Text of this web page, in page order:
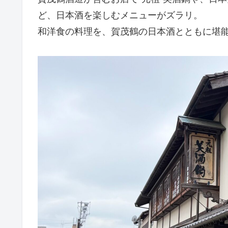
ど、日本酒を楽しむメニューがズラリ。
和洋食の料理を、賀茂鶴の日本酒とともに堪